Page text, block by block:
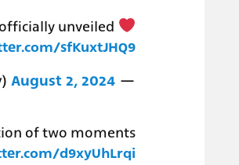
unveiled
sfKuxtJHQ9
— Hoops (@HoopMixOnly)
August 2, 2024
of two moments
d9xyUhLrqi